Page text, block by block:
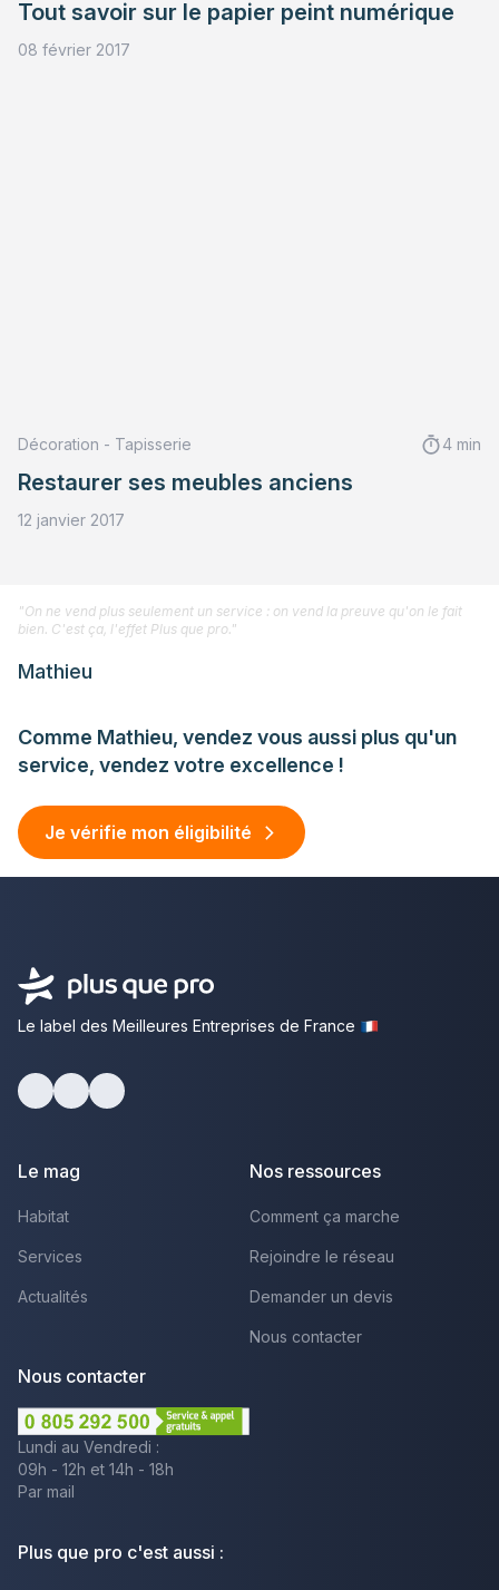
Tout savoir sur le papier peint numérique
08 février 2017
Décoration - Tapisserie 4 min
Restaurer ses meubles anciens
12 janvier 2017
Comme Mathieu, vendez vous aussi plus qu'un
service, vendez votre excellence !
Je vérifie mon éligibilité
"On ne vend plus seulement un service : on vend la preuve qu'on le fait
bien. C'est ça, l'effet Plus que pro."
Mathieu
Le label des Meilleures Entreprises de France
Le mag
Habitat
Services
Actualités
Nos ressources
Comment ça marche
Rejoindre le réseau
Demander un devis
Nous contacter
Nous contacter
Lundi au Vendredi :
09h - 12h et 14h - 18h
Par mail
Plus que pro c'est aussi :